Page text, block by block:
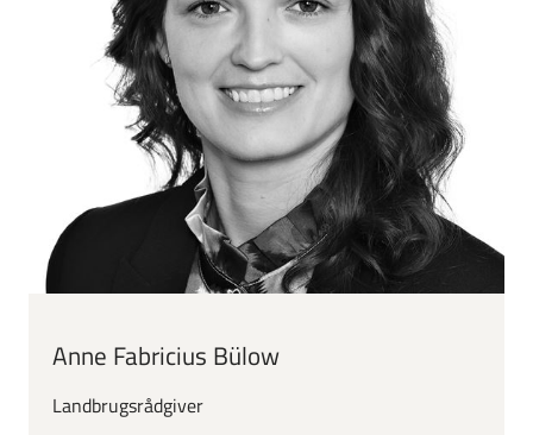
Anne Fabricius Bülow
Landbrugsrådgiver